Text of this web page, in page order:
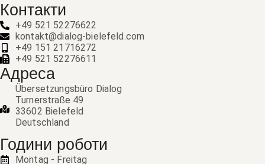
Контакти
+49 521 52276622
kontakt@dialog-bielefeld.com
+49 151 21716272
+49 521 52276611
Адреса
Übersetzungsbüro Dialog
Turnerstraße 49
33602 Bielefeld
Deutschland
Години роботи
Montag - Freitag